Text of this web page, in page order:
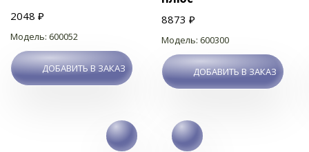
2048 ₽
Модель: 600052
ДОБАВИТЬ В ЗАКАЗ
8873 ₽
Модель: 600300
ДОБАВИТЬ В ЗАКАЗ